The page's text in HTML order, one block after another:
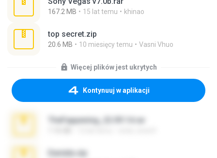
167.2 MB 15 lat temu khinao
top secret.zip
20.6 MB 10 miesięcy temu Vasni Vhuo
Więcej plików jest ukrytych
Kontynuuj w aplikacji
TheFappening_22.09.14.rar
Daniela.zip